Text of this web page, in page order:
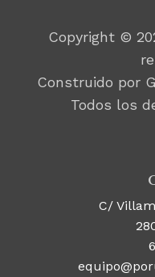
Copyright ©
Construido por
Todos los
C/